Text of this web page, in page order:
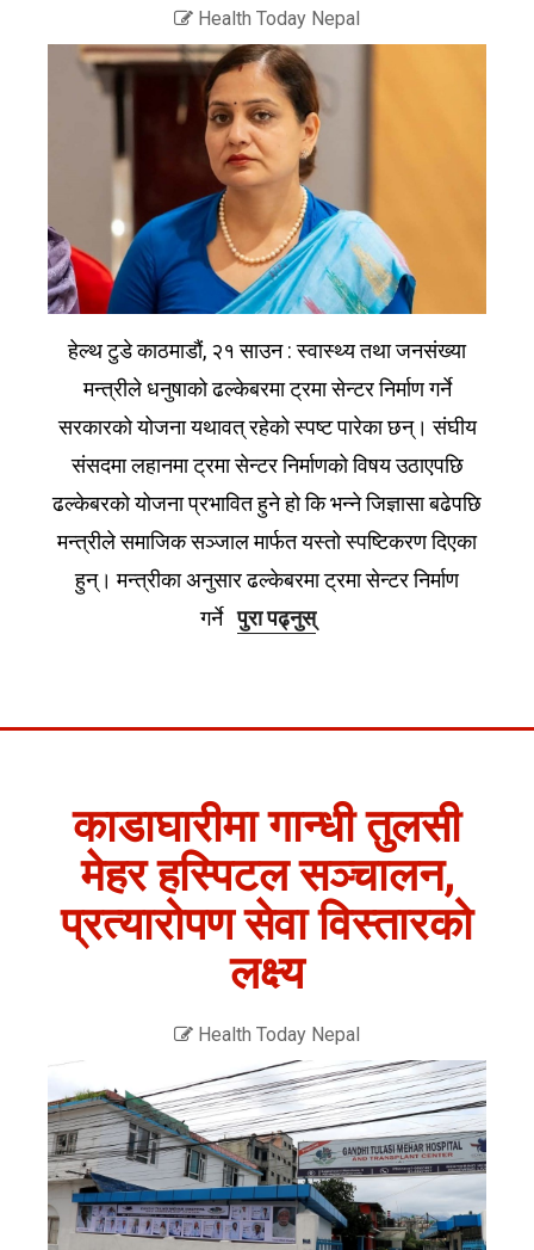
Health Today Nepal
हेल्थ टुडे काठमाडौं, २१ साउन : स्वास्थ्य तथा जनसंख्या
मन्त्रीले धनुषाको ढल्केबरमा ट्रमा सेन्टर निर्माण गर्ने
सरकारको योजना यथावत् रहेको स्पष्ट पारेका छन्। संघीय
संसदमा लहानमा ट्रमा सेन्टर निर्माणको विषय उठाएपछि
ढल्केबरको योजना प्रभावित हुने हो कि भन्ने जिज्ञासा बढेपछि
मन्त्रीले समाजिक सञ्जाल मार्फत यस्तो स्पष्टिकरण दिएका
हुन्। मन्त्रीका अनुसार ढल्केबरमा ट्रमा सेन्टर निर्माण
गर्नेपुरा पढ्नुस्
काडाघारीमा गान्धी तुलसी
मेहर हस्पिटल सञ्चालन,
प्रत्यारोपण सेवा विस्तारको
लक्ष्य
Health Today Nepal